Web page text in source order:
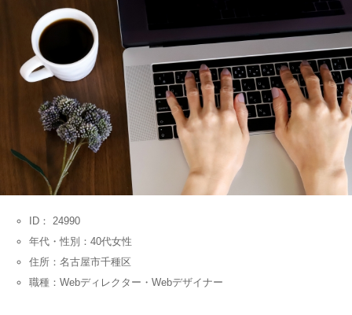
ID： 24990
年代・性別：40代女性
住所：名古屋市千種区
職種：Webディレクター・Webデザイナー